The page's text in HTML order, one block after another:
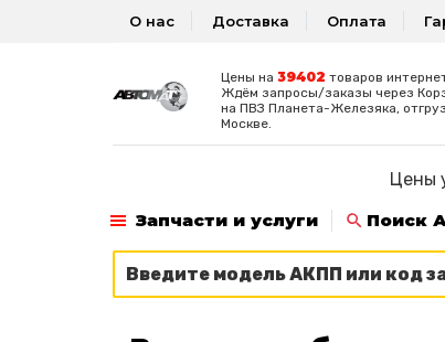
О нас Доставка Оплата
Цены на 39402 товаров
Ждём запросы/заказы через
на ПВЗ Планета-Железяка,
Москве.
Цены
Запчасти и услуги
Поиск